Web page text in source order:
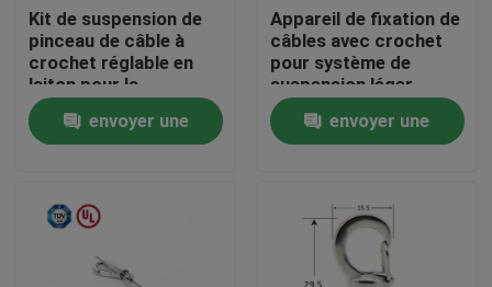
Maison
Des produits
Vidéos
Kit de suspension de
pinceau de câble à
crochet réglable en
laiton pour la
suspension de
peintureenvoyer une
Appareil de fixation de
câbles avec crochet
pour système de
suspension léger
envoyer une